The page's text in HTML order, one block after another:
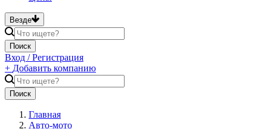
Везде
Поиск
Вход / Регистрация
+ Добавить компанию
Поиск
Главная
Авто-мото